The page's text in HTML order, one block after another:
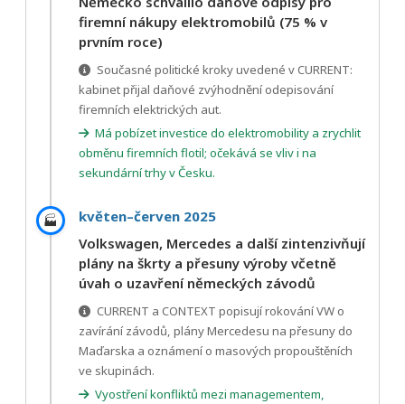
firemní nákupy elektromobilů (75 % v
prvním roce)
Současné politické kroky uvedené v CURRENT:
kabinet přijal daňové zvýhodnění odepisování
firemních elektrických aut.
Má pobízet investice do elektromobility a zrychlit
obměnu firemních flotil; očekává se vliv i na
sekundární trhy v Česku.
🏭
květen–červen 2025
Volkswagen, Mercedes a další zintenzivňují
plány na škrty a přesuny výroby včetně
úvah o uzavření německých závodů
CURRENT a CONTEXT popisují rokování VW o
zavírání závodů, plány Mercedesu na přesuny do
Maďarska a oznámení o masových propouštěních
ve skupinách.
Vyostření konfliktů mezi managementem,